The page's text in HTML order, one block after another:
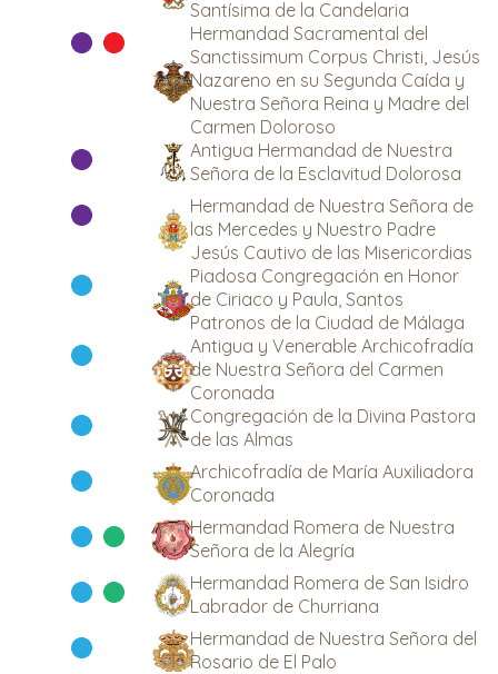
Santísima de la Candelaria
Hermandad Sacramental del
Sanctissimum Corpus Christi, Jesús
Nazareno en su Segunda Caída y
Nuestra Señora Reina y Madre del
Carmen Doloroso
Antigua Hermandad de Nuestra
Señora de la Esclavitud Dolorosa
Hermandad de Nuestra Señora de
las Mercedes y Nuestro Padre
Jesús Cautivo de las Misericordias
Piadosa Congregación en Honor
de Ciriaco y Paula, Santos
Patronos de la Ciudad de Málaga
Antigua y Venerable Archicofradía
de Nuestra Señora del Carmen
Coronada
Congregación de la Divina Pastora
de las Almas
Archicofradía de María Auxiliadora
Coronada
Hermandad Romera de Nuestra
Señora de la Alegría
Hermandad Romera de San Isidro
Labrador de Churriana
Hermandad de Nuestra Señora del
Rosario de El Palo